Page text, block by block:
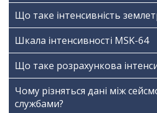
Що таке інтенсивність
Шкала інтенсивності МSK-64
Що таке розрахункова
Чому різняться дані між
службами?